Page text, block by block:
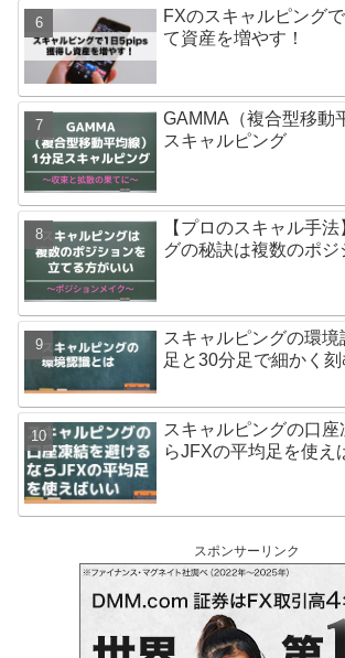
FXのスキャルピング
て資産を増やす！
GAMMA（複合型移動
スキャルピング
【プロのスキャル手
グの秘訣は複数のポジ
スキャルピングの環
足と30分足で細かく刻
スキャルピングの口
らJFXの平均足を使え
スポンサーリンク